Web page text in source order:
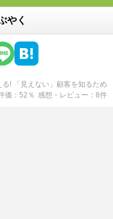
やく
! 「見えない」顧客を知るため
価 52 ％ 感想・レビュー 8件